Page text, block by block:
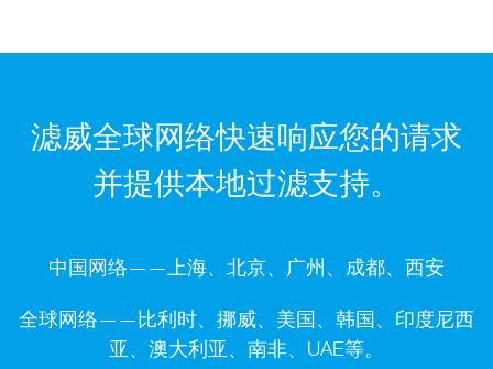
滤威全球网络快速响应您的请求
并提供本地过滤支持。
中国网络——上海、北京、广州、成都、西安
全球网络——比利时、挪威、美国、韩国、印度尼西
亚、澳大利亚、南非、UAE等。